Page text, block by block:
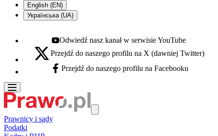
English (EN)
Українська (UA)
Youtube - otwiera się w nowej karcie
Odwiedź nasz kanał w serwisie YouTube
X - otwiera się w nowej karcie
Przejdź do naszego profilu na X (dawniej Twitter)
Facebook - otwiera się w nowej karcie
Przejdź do naszego profilu na Facebooku
Prawnicy i sądy
Podatki